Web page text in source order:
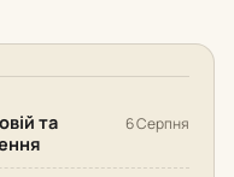
та
6 Серпня